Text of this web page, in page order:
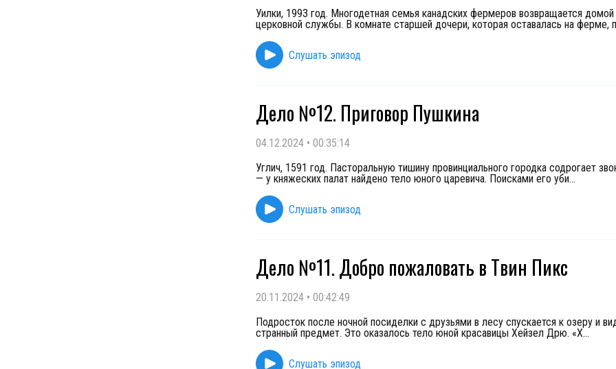
Уилки, 1993 год. Многодетная семья канадских фермеров возвращается домой
церковной службы. В комнате старшей дочери, которая оставалась на ферме,
Слушать эпизод
Дело №12. Приговор Пушкина
04.12.2024 • 00:35:14
Углич, 1591 год. Пасторальную тишину провинциального городка содрогает
— у княжеских палат найдено тело юного царевича. Поисками его уби...
Слушать эпизод
Дело №11. Добро пожаловать в Твин Пикс
20.11.2024 • 00:42:49
Подросток после ночной посиделки с друзьями в лесу спускается к озеру и
странный предмет. Это оказалось тело юной красавицы Хейзел Дрю. «Х...
Слушать эпизод